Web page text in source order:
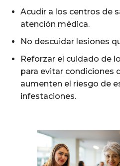
Acudir a los centros de
atención médica.
No descuidar lesiones
Reforzar el cuidado de
para evitar condiciones
aumenten el riesgo de
infestaciones.